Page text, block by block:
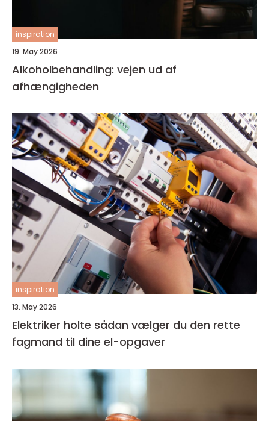
inspiration
19. May 2026
Alkoholbehandling: vejen ud af
afhængigheden
inspiration
13. May 2026
Elektriker holte sådan vælger du den rette
fagmand til dine el-opgaver